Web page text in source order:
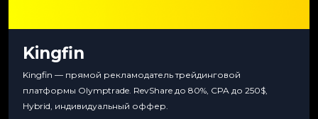
Kingfin
Kingfin — прямой рекламодатель трейдинговой
платформы Olymptrade. RevShare до 80%, CPA до 250$,
Hybrid, индивидуальный оффер.